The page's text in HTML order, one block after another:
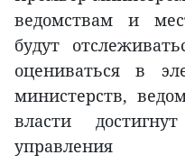
ведомствам и
будут
оцениваться в
министерств,
власти
управления